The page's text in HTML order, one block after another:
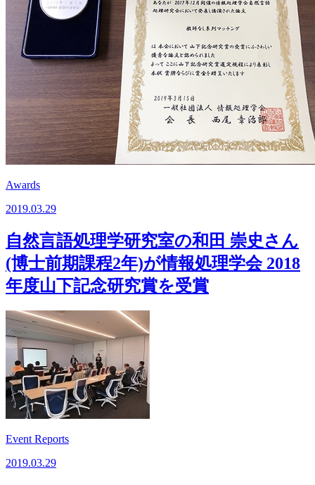
Awards
2019.03.29
自然言語処理学研究室の和田 崇史さん
(博士前期課程2年)が情報処理学会 2018
年度山下記念研究賞を受賞
Event Reports
2019.03.29